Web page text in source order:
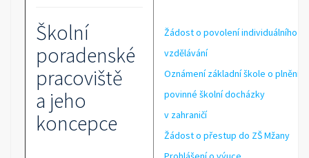
Školní
poradenské
pracoviště
a jeho
koncepce
Žádost o povolení individuálního
vzdělávání
Oznámení základní škole o plnění
povinné školní docházky
v zahraničí
Žádost o přestup do ZŠ Mžany